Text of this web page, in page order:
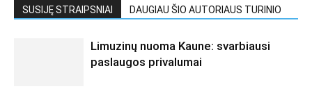
SUSIJĘ STRAIPSNIAI DAUGIAU ŠIO AUTORIAUS TURINIO
Limuzinų nuoma Kaune: svarbiausi
paslaugos privalumai